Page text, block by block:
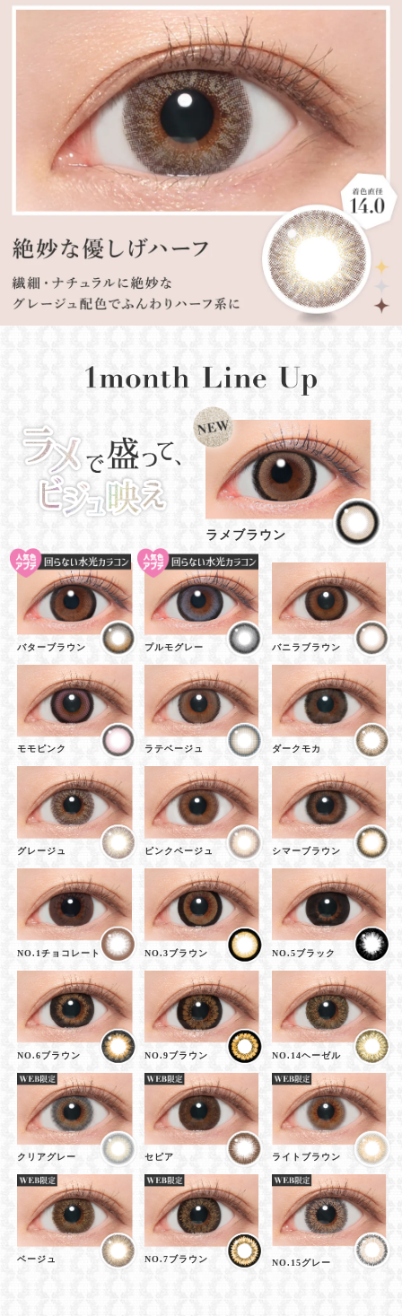
ラメブラウン
バターブラウン プルモグレー バニラブラウン
モモピンク ラテベージュ ダークモカ
グレージュ ピンクベージュ シマーブラウン
NO.1チョコレート NO.3ブラウン NO.5ブラック
NO.6ブラウン NO.9ブラウン NO.14ヘーゼル
クリアグレー セピア ライトブラウン
ベージュ NO.7ブラウン NO.15グレー